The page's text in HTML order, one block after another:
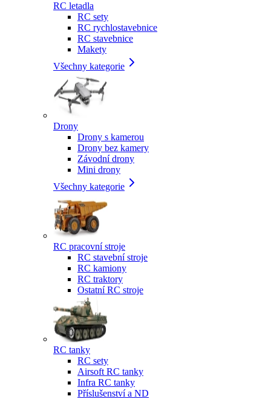
RC letadla
RC sety
RC rychlostavebnice
RC stavebnice
Makety
Všechny kategorie
Drony
Drony s kamerou
Drony bez kamery
Závodní drony
Mini drony
Všechny kategorie
RC pracovní stroje
RC stavební stroje
RC kamiony
RC traktory
Ostatní RC stroje
RC tanky
RC sety
Airsoft RC tanky
Infra RC tanky
Příslušenství a ND